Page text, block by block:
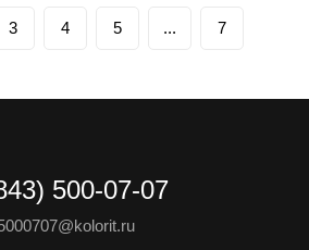
3 4 5 ... 7
500-07-07